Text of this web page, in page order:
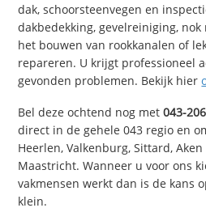
dak, schoorsteenvegen en
dakbedekking, gevelreiniging,
het bouwen van rookkanalen of
repareren. U krijgt professioneel
gevonden problemen. Bekijk hier
Bel deze ochtend nog met043-
direct in de gehele 043 regio en
Heerlen, Valkenburg, Sittard,
Maastricht. Wanneer u voor ons
vakmensen werkt dan is de kans
klein.